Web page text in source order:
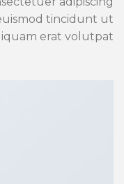
tincidunt ut
erat volutpat….